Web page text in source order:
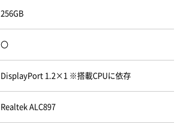
256GB
〇
DisplayPort 1.2×1 ※搭載CPUに依存
Realtek ALC897